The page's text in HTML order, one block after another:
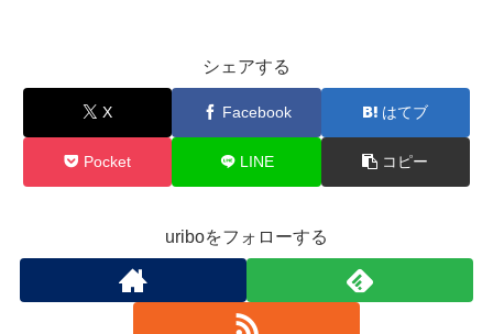
シェアする
X Facebook はてブ
Pocket LINE コピー
uriboをフォローする